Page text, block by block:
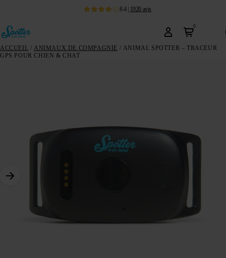
8.4| 1920 avis
0
ACCUEIL / ANIMAUX DE COMPAGNIE / ANIMAL SPOTTER – TRACEUR
GPS POUR CHIEN & CHAT